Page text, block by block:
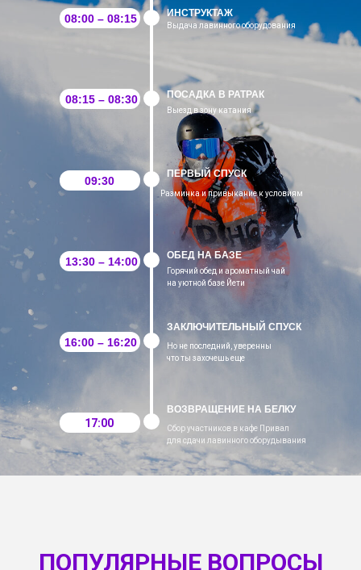
ПОСАДКА В РАТРАК
ИНСТРУКТАЖ
ПЕРВЫЙ СПУСК
ОБЕД НА БАЗЕ
Выдача лавинного оборудования
Выезд в зону катания
Разминка и привыкание к условиям
Горячий обед и ароматный чай
на уютной базе Йети
ЗАКЛЮЧИТЕЛЬНЫЙ СПУСК
Но не последний, уверенны
что ты захочешь еще
ВОЗВРАЩЕНИЕ НА БЕЛКУ
Сбор участников в кафе Привал
для сдачи лавинного оборудывания
08:00 – 08:15
08:15 – 08:30
09:30
13:30 – 14:00
16:00 – 16:20
17:00
17:00
ПОПУЛЯРНЫЕ ВОПРОСЫ